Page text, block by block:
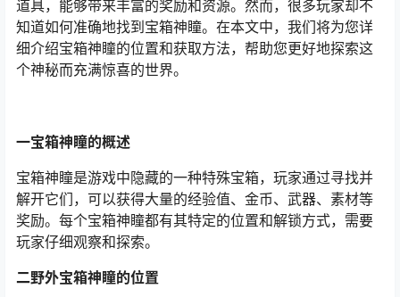
道具，能够带来丰富的奖励和资源。然而，很多玩家却不
知道如何准确地找到宝箱神瞳。在本文中，我们将为您详
细介绍宝箱神瞳的位置和获取方法，帮助您更好地探索这
个神秘而充满惊喜的世界。
一宝箱神瞳的概述
宝箱神瞳是游戏中隐藏的一种特殊宝箱，玩家通过寻找并
解开它们，可以获得大量的经验值、金币、武器、素材等
奖励。每个宝箱神瞳都有其特定的位置和解锁方式，需要
玩家仔细观察和探索。
二野外宝箱神瞳的位置